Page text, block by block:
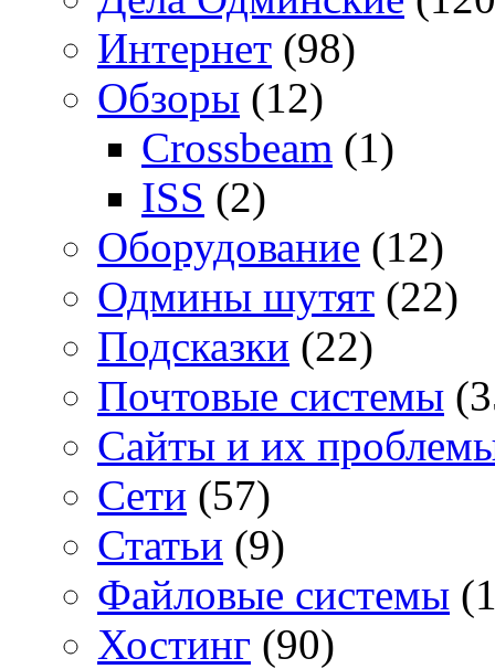
Интернет (98)
Обзоры (12)
Crossbeam (1)
ISS (2)
Оборудование (12)
Одмины шутят (22)
Подсказки (22)
Почтовые системы
Сайты и их
Сети (57)
Статьи (9)
Файловые системы
Хостинг (90)